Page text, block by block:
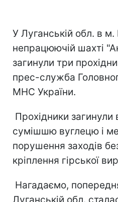
У Луганській обл. в
непрацюючій шахті
загинули три
прес-служба
МНС України.
Прохідники загинули
сумішшю вуглецю і
порушення заходів
кріплення гірської
Нагадаємо,